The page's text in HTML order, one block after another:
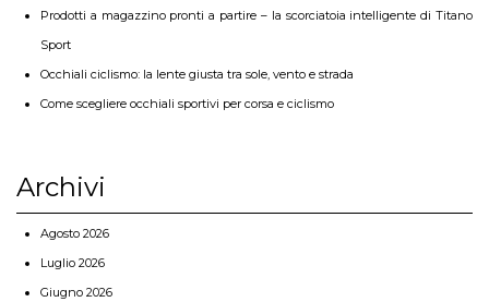
Prodotti a magazzino pronti a partire – la scorciatoia intelligente di Titano
Sport
Occhiali ciclismo: la lente giusta tra sole, vento e strada
Come scegliere occhiali sportivi per corsa e ciclismo
Archivi
Agosto 2026
Luglio 2026
Giugno 2026